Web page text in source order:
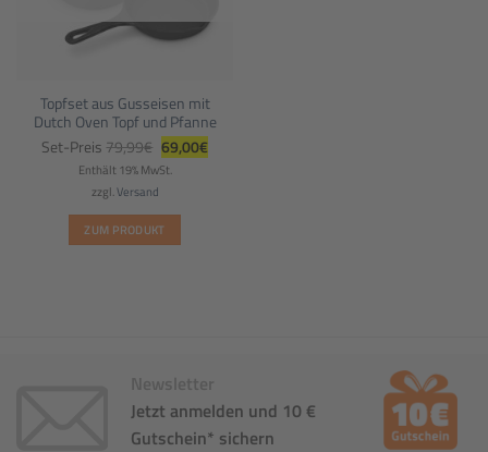
Topfset aus Gusseisen mit
Dutch Oven Topf und Pfanne
Set-Preis 79,99€ Ursprünglicher
Preis
war:
69,00€Aktueller
Preis
Enthält 19% MwSt.
zzgl.Versand
ZUM PRODUKT
Newsletter
Jetzt anmelden und 10 €
Gutschein* sichern